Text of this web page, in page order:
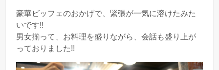
豪華ビッフェのおかげで、緊張が一気に溶けたみた
いです!!
男女揃って、お料理を盛りながら、会話も盛り上が
っておりました!!